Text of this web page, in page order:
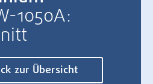
1050A:
zur Übersicht